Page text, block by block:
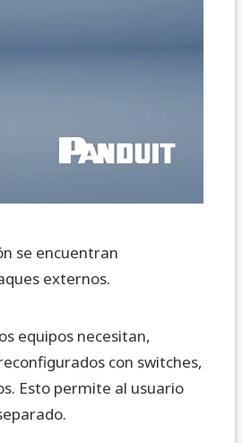
se encuentran
externos.
equipos necesitan,
con switches,
Esto permite al usuario